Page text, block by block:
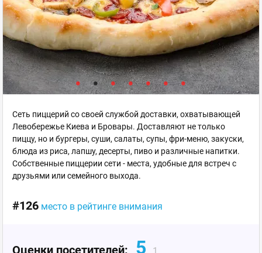
Сеть пиццерий со своей службой доставки, охватывающей
Левобережье Киева и Бровары. Доставляют не только
пиццу, но и бургеры, суши, салаты, супы, фри-меню, закуски,
блюда из риса, лапшу, десерты, пиво и различные напитки.
Собственные пиццерии сети - места, удобные для встреч с
друзьями или семейного выхода.
#126 место в рейтинге внимания
Оценки посетителей: 5